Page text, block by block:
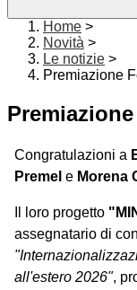
Home >
Novità >
Le notizie >
Premiazione
Congratulazioni a
Premel e Morena
Il loro progetto
assegnatario di
all'estero 2026",